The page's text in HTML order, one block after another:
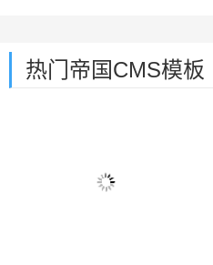
热门帝国CMS模板